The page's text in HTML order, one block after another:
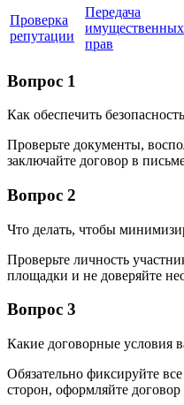
Проверка
репутации
Передача
имущественных
прав
Вопрос 1
Как обеспечить
Проверьте документы,
заключайте договор в
Вопрос 2
Что делать, чтобы
Проверьте личность
площадки и не доверяйте
Вопрос 3
Какие договорные условия
Обязательно фиксируйте
сторон, оформляйте